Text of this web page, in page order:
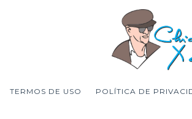
TERMOS DE USO POLÍTICA DE